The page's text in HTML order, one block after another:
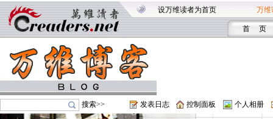
设万维读者为首页 万维
首 页
搜索>> 发表日志 控制面板 个人相册